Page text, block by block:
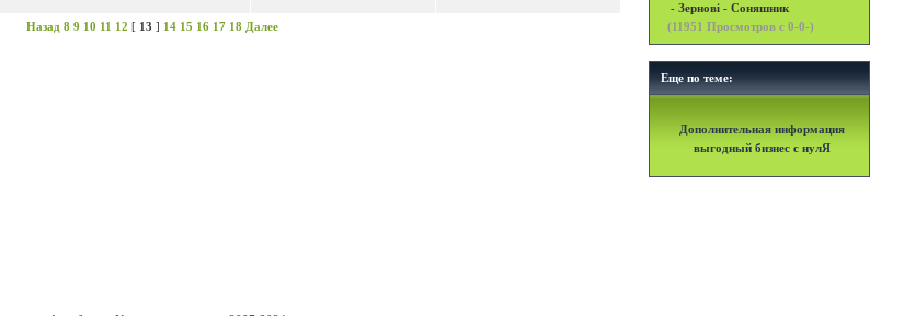
Назад 8 9 10 11 12 [ 13 ] 14 15 16 17 18 Далее
- Зернові - Соняшник
(11951 Просмотров с 0-0-)
Еще по теме:
Дополнительная информация
выгодный бизнес с нулЯ